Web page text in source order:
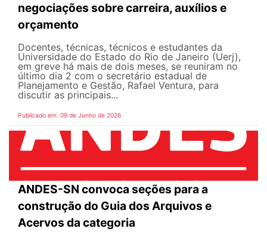
negociações sobre carreira, auxílios e
orçamento
Docentes, técnicas, técnicos e estudantes da
Universidade do Estado do Rio de Janeiro (Uerj),
em greve há mais de dois meses, se reuniram no
último dia 2 com o secretário estadual de
Planejamento e Gestão, Rafael Ventura, para
discutir as principais...
Publicado em: 09 de Junho de 2026
ANDES-SN convoca seções para a
construção do Guia dos Arquivos e
Acervos da categoria